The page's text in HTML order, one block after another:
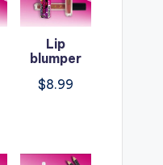
Lip
blumper
$8.99